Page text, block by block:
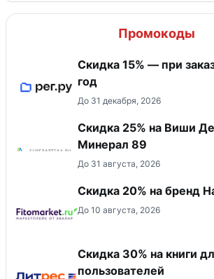
Промокоды
Скидка 15% — при
год
До 31 декабря, 2026
Скидка 25% на Виши
Минерал 89
До 31 августа, 2026
Скидка 20% на бренд
До 10 августа, 2026
Скидка 30% на книги
пользователей